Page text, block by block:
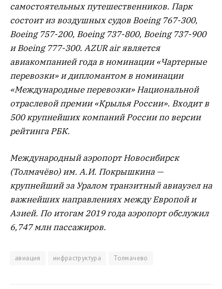
самостоятельных путешественников. Парк
состоит из воздушных судов Boeing 767-300,
Boeing 757-200, Boeing 737-800, Boeing 737-900
и Boeing 777-300. AZUR air является
авиакомпанией года в номинации «Чартерные
перевозки» и дипломантом в номинации
«Международные перевозки» Национальной
отраслевой премии «Крылья России». Входит в
500 крупнейших компаний России по версии
рейтинга РБК.
Международный аэропорт Новосибирск
(Толмачёво) им. А.И. Покрышкина —
крупнейший за Уралом транзитный авиаузел на
важнейших направлениях между Европой и
Азией. По итогам 2019 года аэропорт обслужил
6,747 млн пассажиров.
авиация инфраструктура Толмачево